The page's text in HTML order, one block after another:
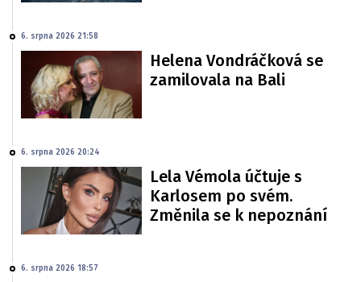
6. srpna 2026 21:58
Helena Vondráčková se
zamilovala na Bali
6. srpna 2026 20:24
Lela Vémola účtuje s
Karlosem po svém.
Změnila se k nepoznání
6. srpna 2026 18:57